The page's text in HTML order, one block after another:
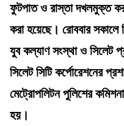
ফুটপাত ও রাস্তা দখলমুক্ত
করা হয়েছে। রোববার সকালে
যুব কল্যাণ সংস্থা ও সিলেট
সিলেট সিটি কর্পোরেশনের
মেট্রোপলিটন পুলিশের
হয়।